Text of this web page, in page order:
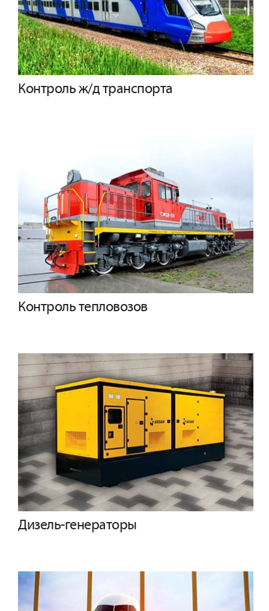
Контроль ж/д транспорта
Контроль тепловозов
Дизель-генераторы